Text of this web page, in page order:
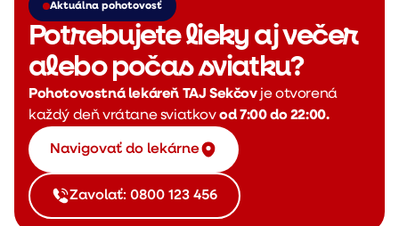
Aktuálna pohotovosť
Potrebujete lieky aj večer
alebo počas sviatku?
Pohotovostná lekáreň TAJ Sekčovje otvorená
každý deň vrátane sviatkovod 7:00 do 22:00.
Navigovať do lekárne
Zavolať: 0800 123 456